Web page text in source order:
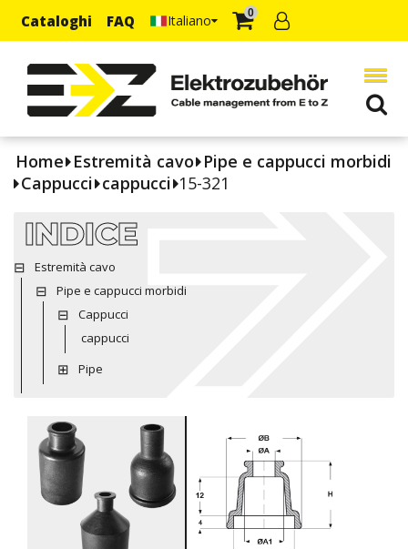
Cataloghi FAQ Italiano 0
Home Estremità cavo Pipe e cappucci morbidi
Cappucci cappucci 15-321
INDICE
Estremità cavo
Pipe e cappucci morbidi
Cappucci
cappucci
Pipe